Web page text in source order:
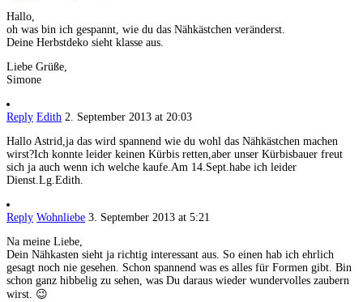
Hallo,
oh was bin ich gespannt, wie du das Nähkästchen veränderst.
Deine Herbstdeko sieht klasse aus.
Liebe Grüße,
Simone
Reply Edith 2. September 2013 at 20:03
Hallo Astrid,ja das wird spannend wie du wohl das Nähkästchen machen
wirst?Ich konnte leider keinen Kürbis retten,aber unser Kürbisbauer freut
sich ja auch wenn ich welche kaufe.Am 14.Sept.habe ich leider
Dienst.Lg.Edith.
Reply Wohnliebe 3. September 2013 at 5:21
Na meine Liebe,
Dein Nähkasten sieht ja richtig interessant aus. So einen hab ich ehrlich
gesagt noch nie gesehen. Schon spannend was es alles für Formen gibt. Bin
schon ganz hibbelig zu sehen, was Du daraus wieder wundervolles zaubern
wirst. 😉